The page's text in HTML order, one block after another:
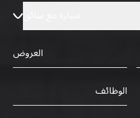
العروض
الوظائف